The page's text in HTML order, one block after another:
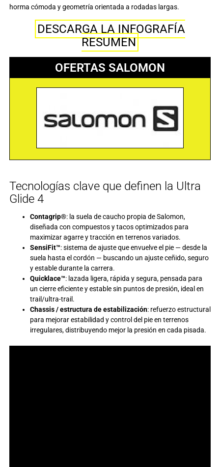
horma cómoda y geometría orientada a rodadas largas.
DESCARGA LA INFOGRAFÍA
RESUMEN
OFERTAS SALOMON
Tecnologías clave que definen la Ultra
Glide 4
Contagrip®: la suela de caucho propia de Salomon,
diseñada con compuestos y tacos optimizados para
maximizar agarre y tracción en terrenos variados.
SensiFit™: sistema de ajuste que envuelve el pie — desde la
suela hasta el cordón — buscando un ajuste ceñido, seguro
y estable durante la carrera.
Quicklace™: lazada ligera, rápida y segura, pensada para
un cierre eficiente y estable sin puntos de presión, ideal en
trail/ultra-trail.
Chassis / estructura de estabilización: refuerzo estructural
para mejorar estabilidad y control del pie en terrenos
irregulares, distribuyendo mejor la presión en cada pisada.